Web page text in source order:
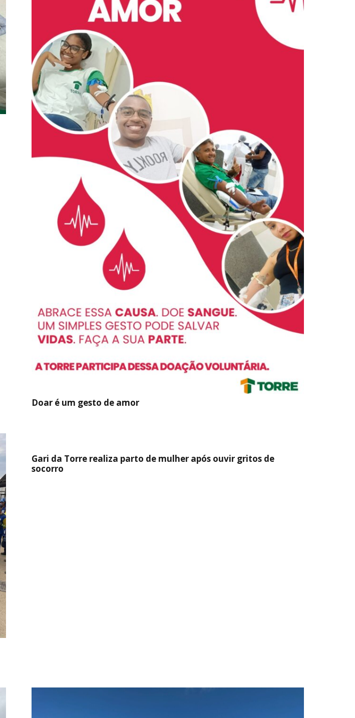
Doar é um gesto de amor
Gari da Torre realiza parto de mulher após ouvir gritos de
socorro